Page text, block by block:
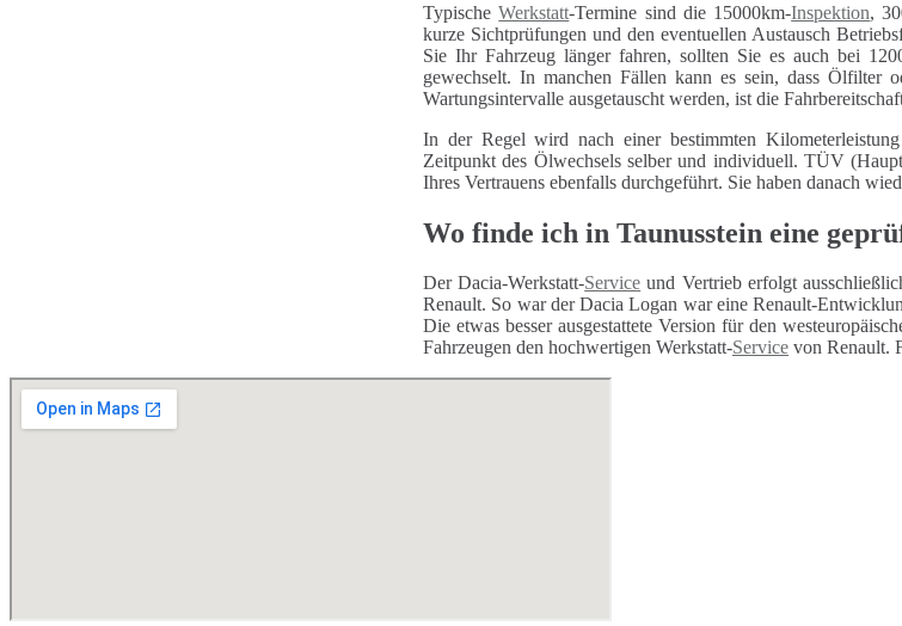
TypischeWerkstatt-Termine sind die 15000km-Inspektion,
kurze Sichtprüfungen und den eventuellen Austausch
Sie Ihr Fahrzeug länger fahren, sollten Sie es auch bei
gewechselt. In manchen Fällen kann es sein, dass Ölfilter
Wartungsintervalle ausgetauscht werden, ist die
In der Regel wird nach einer bestimmten
Zeitpunkt des Ölwechsels selber und individuell. TÜV
Ihres Vertrauens ebenfalls durchgeführt. Sie haben danach
Wo finde ich in Taunusstein eine
Der Dacia-Werkstatt-Service und Vertrieb erfolgt
Renault. So war der Dacia Logan war eine Renault-
Die etwas besser ausgestattete Version für den
Fahrzeugen den hochwertigen Werkstatt-Service von Renault.